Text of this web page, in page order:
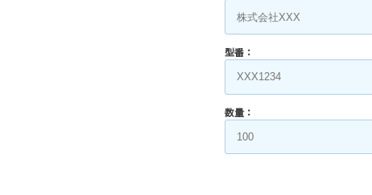
型番：
数量：